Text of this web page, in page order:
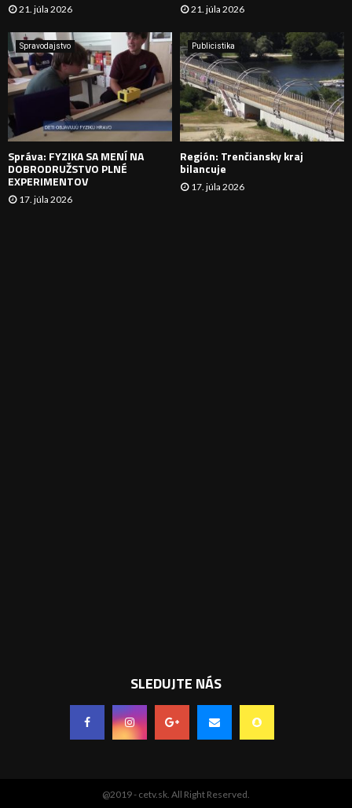
A
N
I
E
21. júla 2026 21. júla 2026
Spravodajstvo
Správa: FYZIKA SA MENÍ NA
DOBRODRUŽSTVO PLNÉ
EXPERIMENTOV
17. júla 2026
Publicistika
Región: Trenčiansky kraj
bilancuje
17. júla 2026
SLEDUJTE NÁS
@2019 - cetv.sk. All Right Reserved.